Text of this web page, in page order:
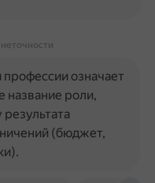
означает
название роли,
результата
(бюджет,